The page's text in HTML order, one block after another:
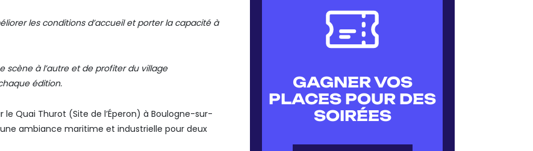
les conditions d’accueil et porter la capacité à
scène à l’autre et de profiter du village
édition.
le Quai Thurot (Site de l’Éperon) à Boulogne-sur-
ambiance maritime et industrielle pour deux
GAGNER VOS
PLACES POUR DES
SOIRÉES